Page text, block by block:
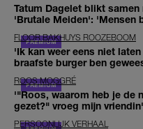
Tatum Dagelet blikt
'Brutale Meiden': 'Mensen
FLOOR BAKHUYS ROOZEBOOM
'Ik kan weer eens niet
braafste burger ben
ROOS MOGGRÉ
'"Roos, waarom heb je de
gezet?" vroeg mijn vriendin'
PERSOONLIJK VERHAAL